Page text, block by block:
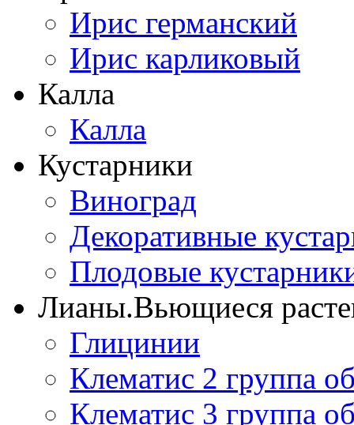
Ирис германский
Ирис карликовый
Калла
Калла
Кустарники
Виноград
Декоративные
Плодовые
Лианы.Вьющиеся
Глицинии
Клематис 2 группа
Клематис 3 группа